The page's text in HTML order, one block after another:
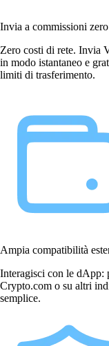
Invia a commissioni zero
Zero costi di rete. Invia
in modo istantaneo e
limiti di trasferimento.
Ampia compatibilità
Interagisci con le dApp:
Crypto.com o su altri
semplice.